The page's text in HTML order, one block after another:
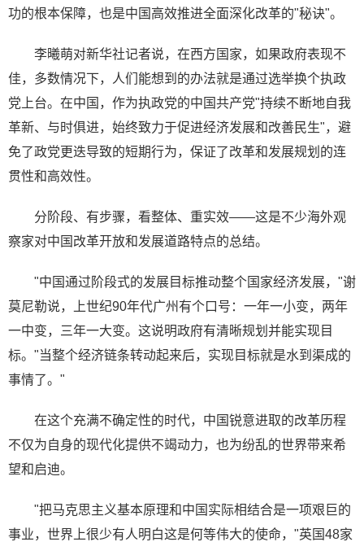
功的根本保障，也是中国高效推进全面深化改革的"秘诀"。
李曦萌对新华社记者说，在西方国家，如果政府表现不
佳，多数情况下，人们能想到的办法就是通过选举换个执政
党上台。在中国，作为执政党的中国共产党"持续不断地自我
革新、与时俱进，始终致力于促进经济发展和改善民生"，避
免了政党更迭导致的短期行为，保证了改革和发展规划的连
贯性和高效性。
分阶段、有步骤，看整体、重实效——这是不少海外观
察家对中国改革开放和发展道路特点的总结。
"中国通过阶段式的发展目标推动整个国家经济发展，"谢
莫尼勒说，上世纪90年代广州有个口号：一年一小变，两年
一中变，三年一大变。这说明政府有清晰规划并能实现目
标。"当整个经济链条转动起来后，实现目标就是水到渠成的
事情了。"
在这个充满不确定性的时代，中国锐意进取的改革历程
不仅为自身的现代化提供不竭动力，也为纷乱的世界带来希
望和启迪。
"把马克思主义基本原理和中国实际相结合是一项艰巨的
事业，世界上很少有人明白这是何等伟大的使命，"英国48家